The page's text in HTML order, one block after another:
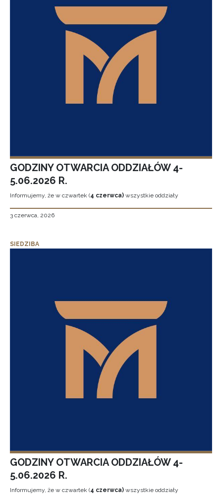
GODZINY OTWARCIA ODDZIAŁÓW 4-
5.06.2026 R.
Informujemy, że w czwartek (4 czerwca) wszystkie oddziały
3 czerwca, 2026
SIEDZIBA
GODZINY OTWARCIA ODDZIAŁÓW 4-
5.06.2026 R.
Informujemy, że w czwartek (4 czerwca) wszystkie oddziały